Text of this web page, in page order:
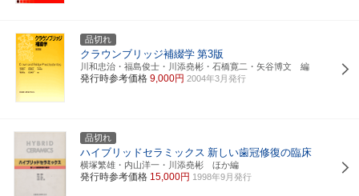
品切れ
クラウンブリッジ補綴学 第3版
川和忠治・福島俊士・川添堯彬・石橋寛二・矢谷博文 編
発行時参考価格 9,000円 2004年3月発行
品切れ
ハイブリッドセラミックス 新しい歯冠修復の臨床
横塚繁雄・内山洋一・川添堯彬 ほか編
発行時参考価格 15,000円 1998年9月発行